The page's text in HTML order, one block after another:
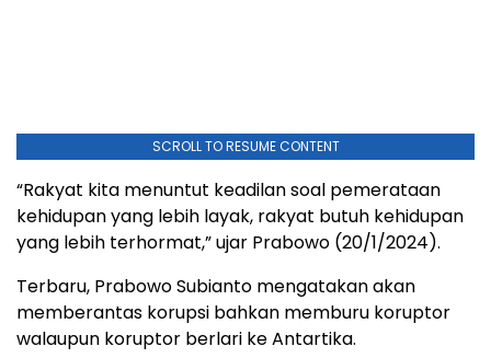
SCROLL TO RESUME CONTENT
“Rakyat kita menuntut keadilan soal pemerataan
kehidupan yang lebih layak, rakyat butuh kehidupan
yang lebih terhormat,” ujar Prabowo (20/1/2024).
Terbaru, Prabowo Subianto mengatakan akan
memberantas korupsi bahkan memburu koruptor
walaupun koruptor berlari ke Antartika.